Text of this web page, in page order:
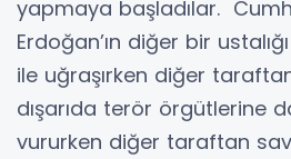
yapmaya başladılar.
Erdoğan’ın diğer bir
ile uğraşırken diğer
dışarıda terör örgütlerine
vururken diğer taraftan